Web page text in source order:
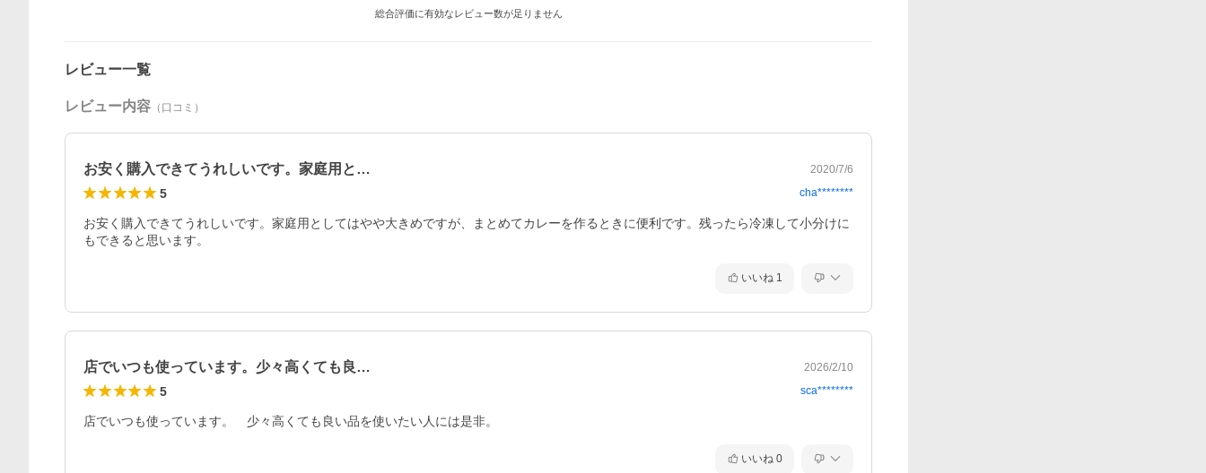
総合評価に有効なレビュー数が足りません
レビュー一覧
レビュー内容 （口コミ）
お安く購入できてうれしいです。家庭用と… 2020/7/6
5 cha********
お安く購入できてうれしいです。家庭用としてはやや大きめですが、まとめてカレーを作るときに便利です。残ったら冷凍して小分けに
もできると思います。
いいね 1
店でいつも使っています。少々高くても良… 2026/2/10
5 sca********
店でいつも使っています。　少々高くても良い品を使いたい人には是非。
いいね 0